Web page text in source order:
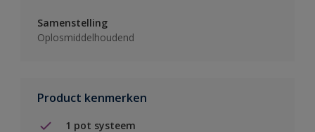
Samenstelling
Oplosmiddelhoudend
Product kenmerken
1 pot systeem